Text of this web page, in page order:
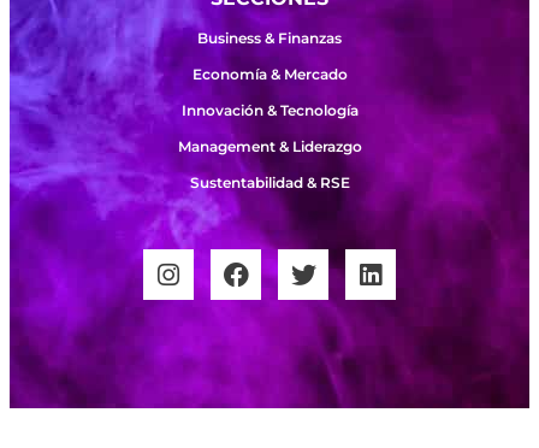
Business & Finanzas
Economía & Mercado
Innovación & Tecnología
Management & Liderazgo
Sustentabilidad & RSE